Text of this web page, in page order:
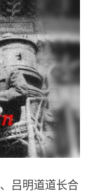
吕明道道长合